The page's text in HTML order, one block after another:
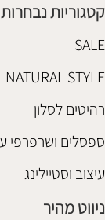
קטגוריות נבחרות
SALE
NATURAL STYLE
רהיטים לסלון
ספסלים ושרפרפי
עיצוב וסטיילינג
ניווט מהיר